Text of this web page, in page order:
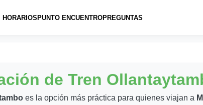
HORARIOSPUNTO ENCUENTROPREGUNTAS
de Tren
es la opción más práctica para quienes viajan a